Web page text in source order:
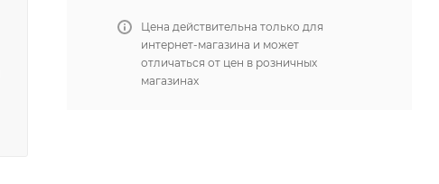
Цена действительна только для
интернет-магазина и может
отличаться от цен в розничных
магазинах